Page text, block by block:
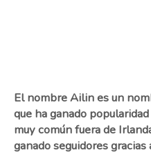
El nombre Ailin es un
que ha ganado
muy común fuera de
ganado seguidores